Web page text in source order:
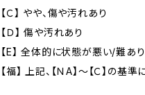
【Ｃ】 やや、傷や汚れあり
【Ｄ】 傷や汚れあり
【E】 全体的に状態が悪い/難あり
【福】 上記、【ＮA】～【Ｃ】の基